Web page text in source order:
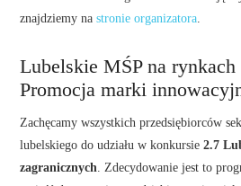
znajdziemy nastronie organizatora
Lubelskie MŚP na
Promocja marki
Zachęcamy wszystkich przedsiębiorców
lubelskiego do udziału w konkursie2.7
zagranicznych . Zdecydowanie jest to